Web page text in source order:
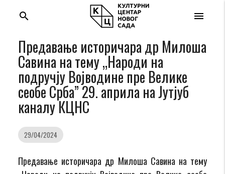
menu
search
Предавање историчара др Милоша
Савина на тему „Народи на
подручју Војводине пре Велике
сеобе Срба” 29. априла на Јутјуб
каналу КЦНС
29/04/2024
Предавање историчара др Милоша Савина на тему